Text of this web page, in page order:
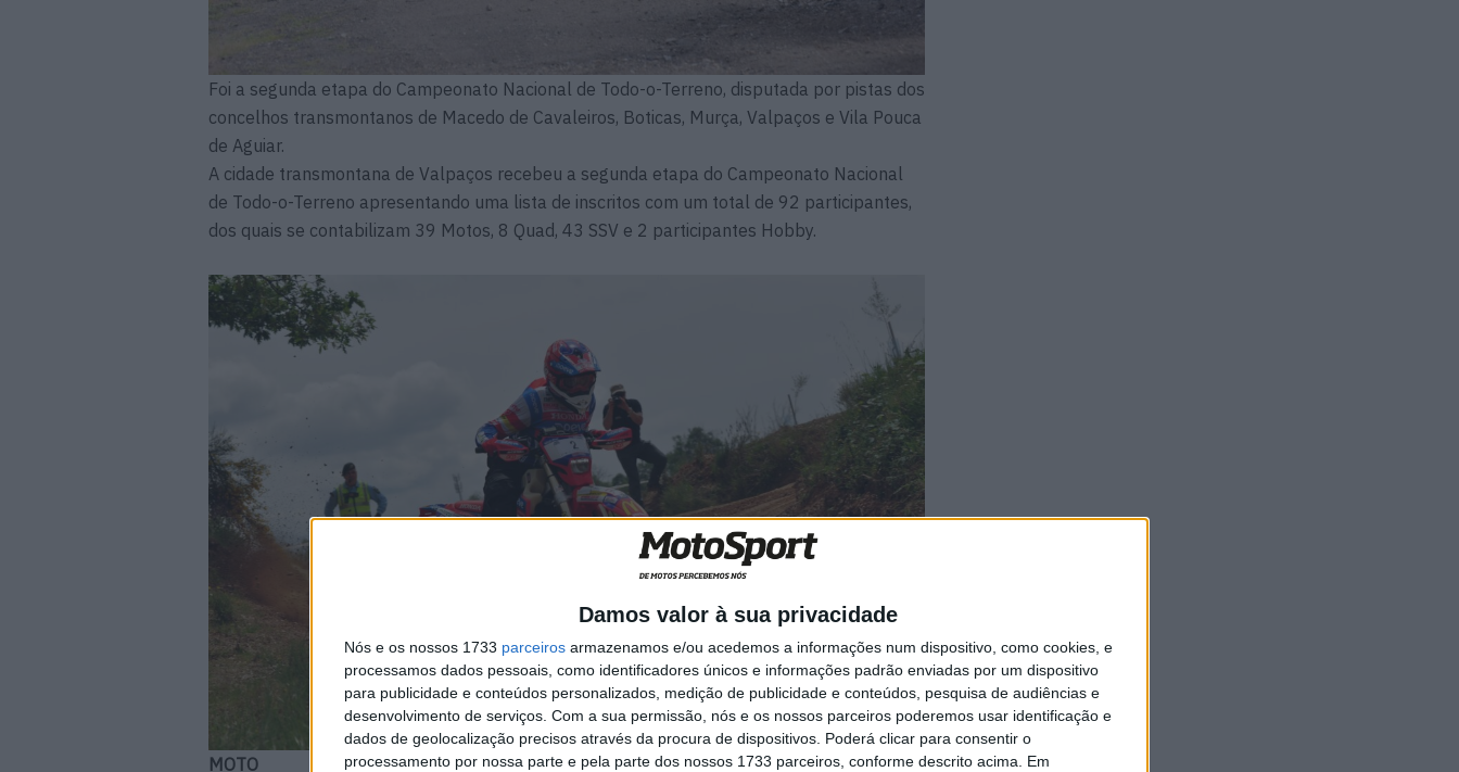
Damos valor à sua privacidade
Nós e os nossos 1733 parceiros armazenamos e/ou acedemos a informações num dispositivo, como cookies, e
processamos dados pessoais, como identificadores únicos e informações padrão enviadas por um dispositivo
para publicidade e conteúdos personalizados, medição de publicidade e conteúdos, pesquisa de audiências e
desenvolvimento de serviços. Com a sua permissão, nós e os nossos parceiros poderemos usar identificação e
dados de geolocalização precisos através da procura de dispositivos. Poderá clicar para consentir o
processamento por nossa parte e pela parte dos nossos 1733 parceiros, conforme descrito acima. Em
Foi a segunda etapa do Campeonato Nacional de Todo-o-Terreno, disputada por pistas dos
concelhos transmontanos de Macedo de Cavaleiros, Boticas, Murça, Valpaços e Vila Pouca
de Aguiar.
A cidade transmontana de Valpaços recebeu a segunda etapa do Campeonato Nacional
de Todo-o-Terreno apresentando uma lista de inscritos com um total de 92 participantes,
dos quais se contabilizam 39 Motos, 8 Quad, 43 SSV e 2 participantes Hobby.
MOTO